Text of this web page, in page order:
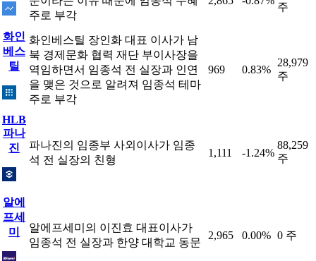
주로 부각
주
화인
베스
틸
화인베스틸 장인화 대표 이사가 남
북 경제문화 협력 재단 부이사장을
역임하면서 임종석 전 실장과 인연
을 맺은 것으로 알려져 임종석 테마
주로 부각
969 0.83%
28,979
주
HLB
파나
진
파나진의 임종부 사외이사가 임종
석 전 실장의 친형
1,111 -1.24%
88,259
주
알에
프세
미
알에프세미의 이진효 대표이사가
임종석 전 실장과 한양 대학교 동문
2,965 0.00% 0 주